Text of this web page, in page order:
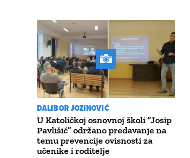
DALIBOR JOZINOVIĆ
U Katoličkoj osnovnoj školi ”Josip
Pavlišić” održano predavanje na
temu prevencije ovisnosti za
učenike i roditelje